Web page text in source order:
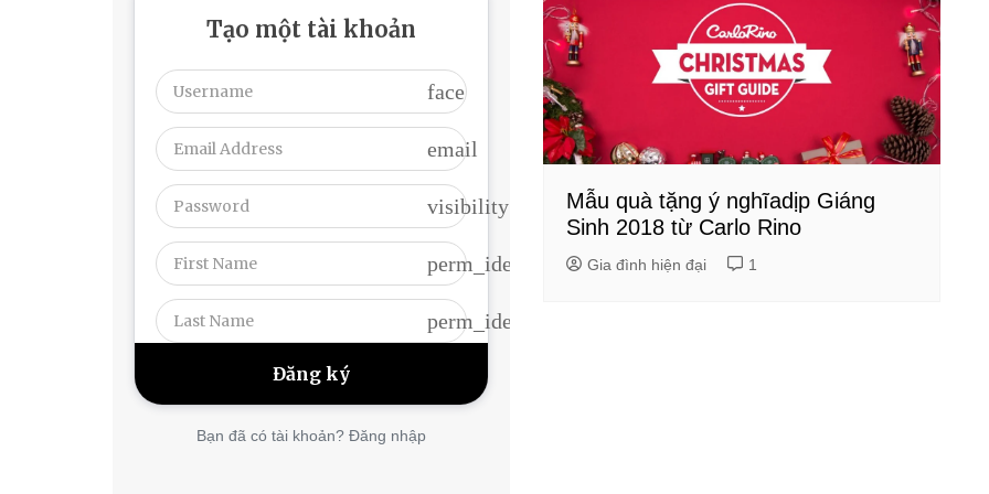
Mẫu quà tặng ý nghĩadịp Giáng
Sinh 2018 từ Carlo Rino
Gia đình hiện đại 1
Tạo một tài khoản
face
email
visibility
perm_identity
perm_identity
Bạn đã có tài khoản? Đăng nhập